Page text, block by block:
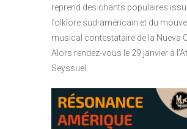
reprend des chants populaires
folklore sud-américain et du
musical contestataire de la Nueva
Alors rendez-vous le 29 janvier à
Seyssuel.